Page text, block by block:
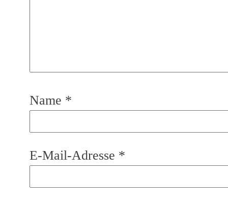
Name *
E-Mail-Adresse *